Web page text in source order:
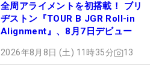
全周アライメントを初搭載！ ブリ
ヂストン『TOUR B JGR Roll-in
Alignment』、8月7日デビュー
2026年8月8日 (土) 11時35分 13